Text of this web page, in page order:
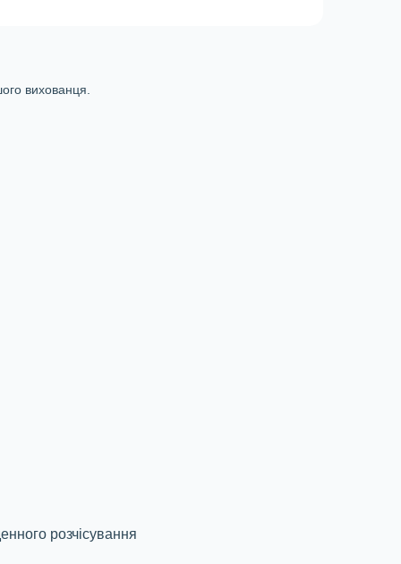
вихованця.
розчісування